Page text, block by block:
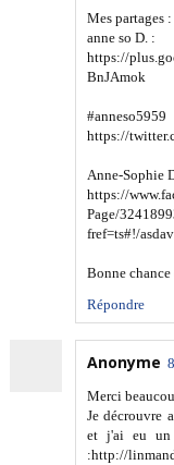
Mes partages :
anne so D. :
https://
BnJAmok
#anneso5959
https://
Anne-Sophie
https://
Page/
fref=ts#!/
Bonne
Répondre
Anonyme
Merci
Je décrouvre
et j'ai eu un
:http://